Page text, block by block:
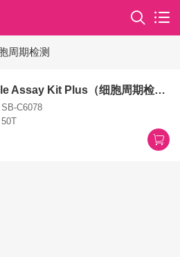
周期检测
Cell Cycle Assay Kit Plus（细胞周期检测试剂盒升级版） Cell Cycle Assay Kit Plus
C6078